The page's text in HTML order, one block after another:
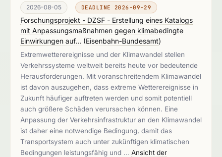
2026-08-05 DEADLINE 2026-09-29
Forschungsprojekt - DZSF - Erstellung eines Katalogs
mit Anpassungsmaßnahmen gegen klimabedingte
Einwirkungen auf... (Eisenbahn-Bundesamt)
Extremwetterereignisse und der Klimawandel stellen
Verkehrssysteme weltweit bereits heute vor bedeutende
Herausforderungen. Mit voranschreitendem Klimawandel
ist davon auszugehen, dass extreme Wetterereignisse in
Zukunft häufiger auftreten werden und somit potentiell
auch größere Schäden verursachen können. Eine
Anpassung der Verkehrsinfrastruktur an den Klimawandel
ist daher eine notwendige Bedingung, damit das
Transportsystem auch unter zukünftigen klimatischen
Bedingungen leistungsfähig und … Ansicht der